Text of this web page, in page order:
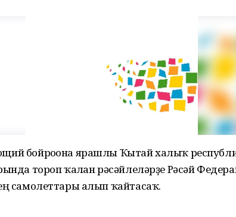
бойроғона ярашлы Ҡытай халыҡ
тороп ҡалған рәсәйлеләрҙе Рәсәй
самолеттары алып ҡайтасаҡ.